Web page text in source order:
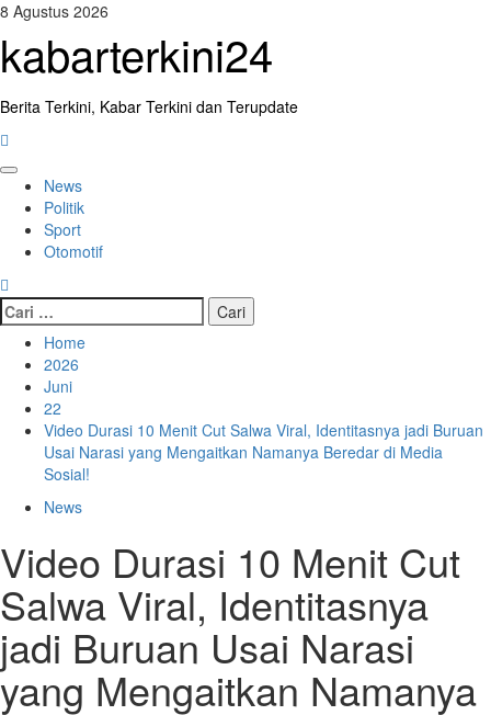
Skip
content
8 Agustus 2026
kabarterkini24
Berita Terkini, Kabar Terkini dan Terupdate
Primary
Menu
News
Politik
Sport
Otomotif
Cari
untuk:
Home
2026
Juni
22
Video Durasi 10 Menit Cut Salwa Viral, Identitasnya jadi Buruan
Usai Narasi yang Mengaitkan Namanya Beredar di Media
Sosial!
News
Video Durasi 10 Menit Cut
Salwa Viral, Identitasnya
jadi Buruan Usai Narasi
yang Mengaitkan Namanya